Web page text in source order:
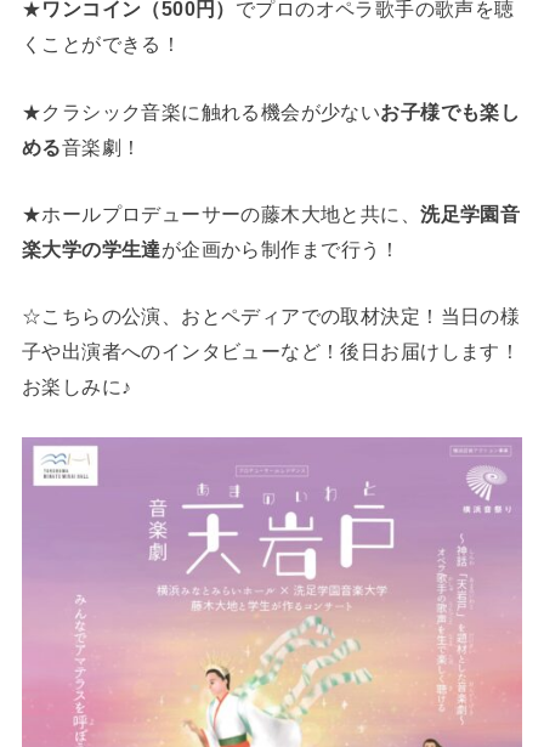
★ワンコイン（500円） でプロのオペラ歌手の歌声を聴
くことができる！
★クラシック音楽に触れる機会が少ないお子様でも楽し
める音楽劇！
★ホールプロデューサーの藤木大地と共に、洗足学園音
楽大学の学生達が企画から制作まで行う！
☆こちらの公演、おとペディアでの取材決定！当日の様
子や出演者へのインタビューなど！後日お届けします！
お楽しみに♪